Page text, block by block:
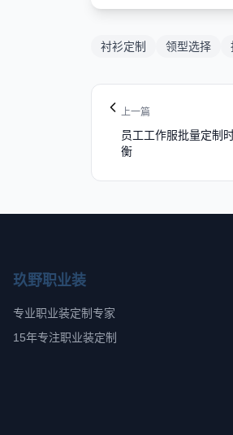
衬衫定制 领型选择
上一篇
员工工作服批量定制
衡
玖野职业装
专业职业装定制专家
15年专注职业装定制